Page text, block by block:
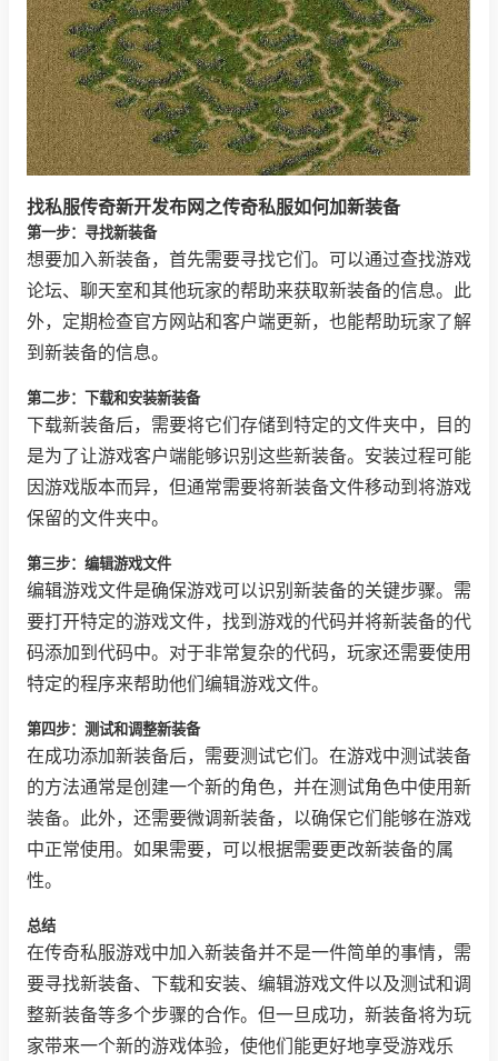
找私服传奇新开发布网之传奇私服如何加新装备
第一步：寻找新装备
想要加入新装备，首先需要寻找它们。可以通过查找游戏
论坛、聊天室和其他玩家的帮助来获取新装备的信息。此
外，定期检查官方网站和客户端更新，也能帮助玩家了解
到新装备的信息。
第二步：下载和安装新装备
下载新装备后，需要将它们存储到特定的文件夹中，目的
是为了让游戏客户端能够识别这些新装备。安装过程可能
因游戏版本而异，但通常需要将新装备文件移动到将游戏
保留的文件夹中。
第三步：编辑游戏文件
编辑游戏文件是确保游戏可以识别新装备的关键步骤。需
要打开特定的游戏文件，找到游戏的代码并将新装备的代
码添加到代码中。对于非常复杂的代码，玩家还需要使用
特定的程序来帮助他们编辑游戏文件。
第四步：测试和调整新装备
在成功添加新装备后，需要测试它们。在游戏中测试装备
的方法通常是创建一个新的角色，并在测试角色中使用新
装备。此外，还需要微调新装备，以确保它们能够在游戏
中正常使用。如果需要，可以根据需要更改新装备的属
性。
总结
在传奇私服游戏中加入新装备并不是一件简单的事情，需
要寻找新装备、下载和安装、编辑游戏文件以及测试和调
整新装备等多个步骤的合作。但一旦成功，新装备将为玩
家带来一个新的游戏体验，使他们能更好地享受游戏乐